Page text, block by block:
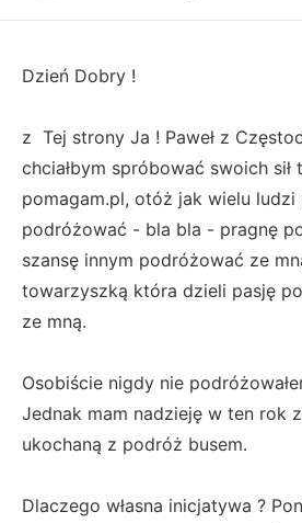
Dzień Dobry !
z Tej strony Ja ! Paweł z
chciałbym spróbować swoich sił
pomagam.pl, otóż jak wielu ludzi
podróżować - bla bla - pragnę
szansę innym podróżować ze
towarzyszką która dzieli pasję
ze mną.
Osobiście nigdy nie
Jednak mam nadzieję w ten rok
ukochaną z podróż busem.
Dlaczego własna inicjatywa ?